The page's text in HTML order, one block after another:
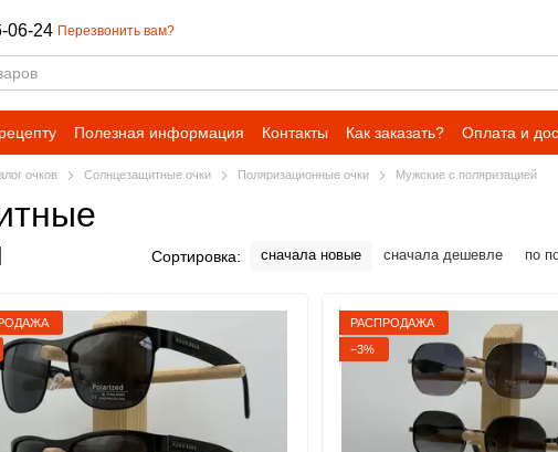
06-24 Перезвонить вам?
Полезная информация Контакты Как заказать? Оплата и
очков Солнцезащитные очки Поляризационные очки Мужские с поляризацией
Сортировка: сначала новые сначала дешевле по
РАСПРОДАЖА
−3%